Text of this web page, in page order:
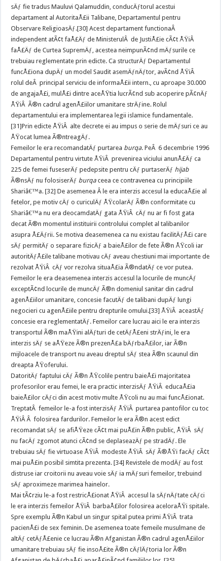
sÄƒ fie tradus Mauluvi Qalamuddin, conducÄƒtorul acestui
departament al AutoritaÅ£ii Talibane, Departamentul pentru
Observare ReligioasÄƒ.[30] Acest departament functionaÂ
independent atÃ¢t faÅ£Äƒ de MinisterulÂ de JustiÅ£ie cÃ¢t ÅŸiÂ
faÅ£Äƒ de Curtea SupremÄƒ, acestea neimpunÃ¢nd mÄƒsurile ce
trebuiau reglementate prin edicte. Ca structurÄƒ Departamentul
funcÅ£iona dupÄƒ un model Saudit asemÄƒnÄƒtor, avÃ¢nd ÅŸiÂ
rolul deÂ principal serviciu de informaÅ£ii intern., cu aproape 30.000
de angajaÅ£i, mulÅ£i dintre aceÅŸtia lucrÃ¢nd sub acoperire pÃ¢nÄƒ
ÅŸiÂ Ã®n cadrul agenÅ£iilor umanitare strÄƒine. Rolul
departamentului era implementarea legii islamice fundamentale.
[31]Prin edicte ÅŸiÂ alte decrete ei au impus o serie de mÄƒsuri ce au
ÅŸocat lumea Ã®ntreagÄƒ.
Femeilor le era recomandatÄƒ purtarea burqa. PeÂ 6 decembrie 1996
Departamentul pentru virtute ÅŸiÂ prevenirea viciului anunÅ£Äƒ ca
225 de femei fuseserÄƒ pedepsite pentru cÄƒ purtaserÄƒ hijab
Ã®nsÄƒ nu folosiserÄƒ burqaceea ce contravenea cu principiile
Shariâ€™a. [32] De asemenea Â le era interzis accesul la educaÅ£ie al
fetelor, pe motiv cÄƒ o curiculÄƒ ÅŸcolarÄƒ Ã®n conformitate cu
Shariâ€™a nu era deocamdatÄƒ gata ÅŸiÂ cÄƒ nu ar fi fost gata
decat Ã®n momentul instituirii controlului complet al talibanilor
asupra Å£Äƒrii. Se motiva deasemenea ca nu existau facilitÄƒÅ£i care
sÄƒ permitÄƒ o separare fizicÄƒ a baieÅ£ilor de fete Ã®n ÅŸcoli iar
autoritÄƒÅ£ile talibane motivau cÄƒ aveau chestiuni mai importante de
rezolvat ÅŸiÂ cÄƒ vor rezolva situaÅ£ia Ã®ndatÄƒ ce vor putea.
Femeilor le era deasemenea interzis accesul la locurile de muncÄƒ
exceptÃ¢nd locurile de muncÄƒ Ã®n domeniul sanitar din cadrul
agenÅ£iilor umanitare, concesie facutÄƒ de talibani dupÄƒ lungi
negocieri cu agenÅ£iile pentru drepturile omului.[33] ÅŸiÂ aceastÄƒ
concesie era reglementatÄƒ. Femeilor care lucrau aici le era interzis
transportul Ã®n maÅŸini alÄƒturi de cetÄƒÅ£eni strÄƒini, le era
interzis sÄƒ se aÅŸeze Ã®n prezenÅ£a bÄƒrbaÅ£ilor, iar Ã®n
mijloacele de transport nu aveau dreptul sÄƒ stea Ã®n scaunul din
dreapta ÅŸoferului.
DatoritÄƒ faptului cÄƒ Ã®n ÅŸcolile pentru baieÅ£i majoritatea
profesorilor erau femei, le era practic interzisÄƒ ÅŸiÂ educaÅ£ia
baieÅ£ilor cÄƒci din acest motiv multe ÅŸcoli nu au mai funcÅ£ionat.
TreptatÂ femeilor le-a fost interzisÄƒ ÅŸiÂ purtarea pantofilor cu toc
ÅŸiÂ Â folosirea fardurilor. Femeilor le era Ã®n acest edict
recomandat sÄƒ se afiÅŸeze cÃ¢t mai puÅ£in Ã®n public, ÅŸiÂ sÄƒ
nu facÄƒ zgomot atunci cÃ¢nd se deplaseazÄƒ pe stradÄƒ. Ele
trebuiau sÄƒ fie virtuoase ÅŸiÂ modeste ÅŸiÂ sÄƒ Ã®ÅŸi facÄƒ cÃ¢t
mai puÅ£in posibil simtita prezenta. [34] Revistele de modÄƒ au fost
distruse iar croitorii nu aveau voie sÄƒ ia mÄƒsuri femeilor, trebuind
sÄƒ aproximeze marimea hainelor.
Mai tÃ¢rziu le-a fost restricÅ£ionat ÅŸiÂ accesul la sÄƒnÄƒtate cÄƒci
le era interzis femeilor ÅŸiÂ barbaÅ£ilor folosirea aceloraÅŸi spitale.
Spre exemplu Ã®n Kabul un singur spital putea primi ÅŸiÂ trata
pacienÅ£i de sex feminin. De asemenea toate femeile musulmane de
altÄƒ cetÄƒÅ£enie ce lucrau Ã®n Afganistan Ã®n cadrul agenÅ£iilor
umanitare trebuiau sÄƒ fie insoÅ£ite Ã®n cÄƒlÄƒtoria lor Ã®n